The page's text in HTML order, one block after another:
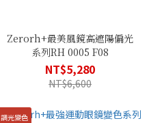
Zerorh+最美風鏡高遮陽偏光
系列RH 0005 F08
NT$5,280
NT$6,600
調光變色